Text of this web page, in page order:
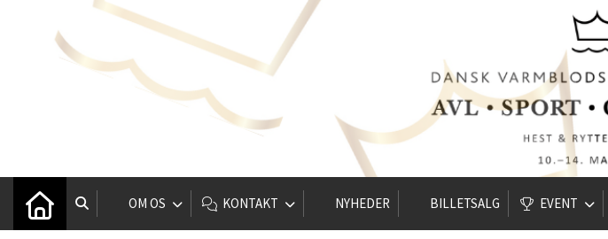
OM OS KONTAKT NYHEDER BILLETSALG EVENT